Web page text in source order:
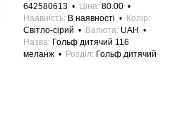
642580613
Ціна 80.00
Наявність В наявності
Колір
Світло-сірий
Валюта UAH
Назва Гольф дитячий 116
меланж
Розділ Гольф дитячий